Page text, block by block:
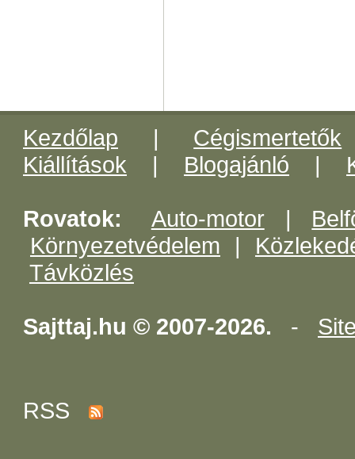
Kezdőlap | Cégismertetők
Kiállítások | Blogajánló |
Rovatok: Auto-motor|
Környezetvédelem |
Távközlés
Sajttaj.hu © 2007-2026. -
RSS